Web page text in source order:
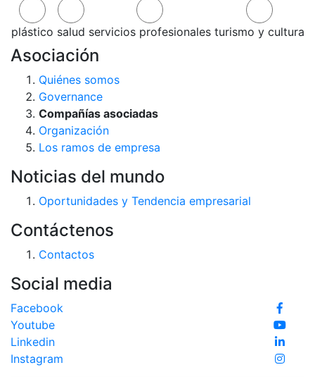
plástico salud servicios profesionales turismo y cultura
Asociación
Quiénes somos
Governance
Compañías asociadas
Organización
Los ramos de empresa
Noticias del mundo
Oportunidades y Tendencia empresarial
Contáctenos
Contactos
Social media
Facebook
Youtube
Linkedin
Instagram